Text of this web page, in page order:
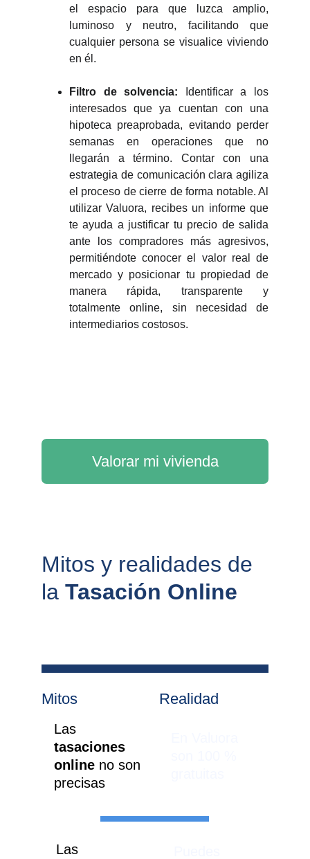
el espacio para que luzca amplio,
luminoso y neutro, facilitando que
cualquier persona se visualice viviendo
en él.
Filtro de solvencia: Identificar a los
interesados que ya cuentan con una
hipoteca preaprobada, evitando perder
semanas en operaciones que no
llegarán a término. Contar con una
estrategia de comunicación clara agiliza
el proceso de cierre de forma notable. Al
utilizar Valuora, recibes un informe que
te ayuda a justificar tu precio de salida
ante los compradores más agresivos,
permitiéndote conocer el valor real de
mercado y posicionar tu propiedad de
manera rápida, transparente y
totalmente online, sin necesidad de
intermediarios costosos.
Valorar mi vivienda
Mitos y realidades de
la Tasación Online
Mitos Realidad
Las
tasaciones
online no son
precisas
Las